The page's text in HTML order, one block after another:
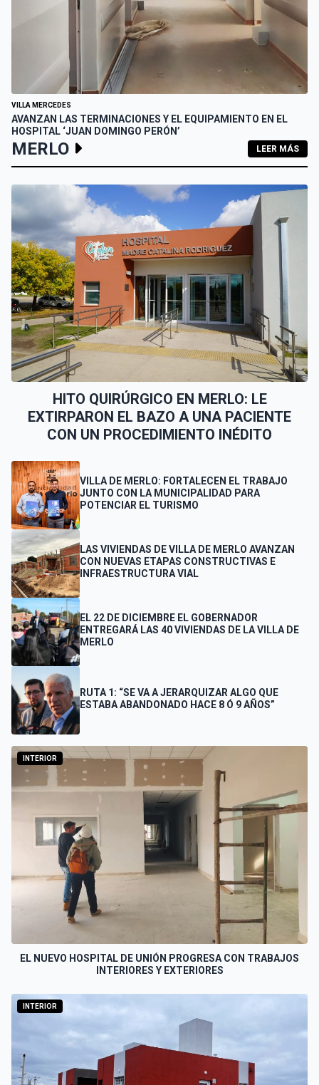
VILLA MERCEDES
AVANZAN LAS TERMINACIONES Y EL EQUIPAMIENTO EN EL
HOSPITAL ‘JUAN DOMINGO PERÓN’
MERLO LEER MÁS
HITO QUIRÚRGICO EN MERLO: LE
EXTIRPARON EL BAZO A UNA PACIENTE
CON UN PROCEDIMIENTO INÉDITO
VILLA DE MERLO: FORTALECEN EL TRABAJO
JUNTO CON LA MUNICIPALIDAD PARA
POTENCIAR EL TURISMO
LAS VIVIENDAS DE VILLA DE MERLO AVANZAN
CON NUEVAS ETAPAS CONSTRUCTIVAS E
INFRAESTRUCTURA VIAL
EL 22 DE DICIEMBRE EL GOBERNADOR
ENTREGARÁ LAS 40 VIVIENDAS DE LA VILLA DE
MERLO
RUTA 1: “SE VA A JERARQUIZAR ALGO QUE
ESTABA ABANDONADO HACE 8 Ó 9 AÑOS”
INTERIOR
EL NUEVO HOSPITAL DE UNIÓN PROGRESA CON TRABAJOS
INTERIORES Y EXTERIORES
INTERIOR